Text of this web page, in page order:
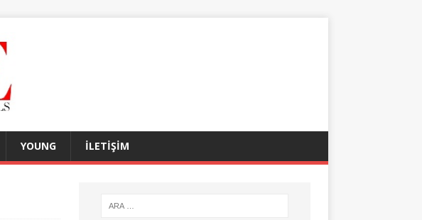
YOUNG İLETİŞİM